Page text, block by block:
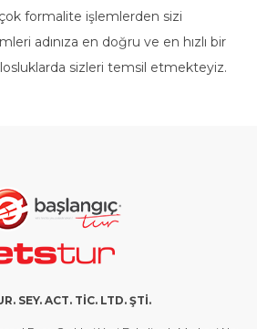
formalite işlemlerden sizi
adınıza en doğru ve en hızlı bir
sizleri temsil etmekteyiz.
SEY. ACT. TİC. LTD. ŞTİ.